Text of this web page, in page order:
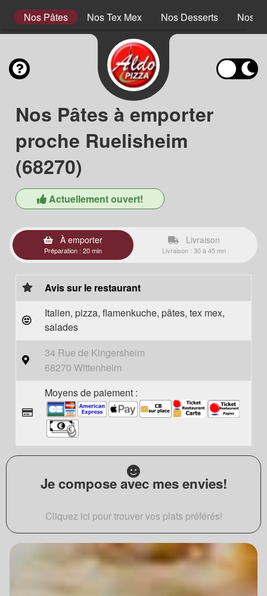
Nos Pâtes Nos Tex Mex Nos Desserts Nos
Nos Pâtes à emporter
proche Ruelisheim
(68270)
Actuellement ouvert!
À emporter
Préparation : 20 min
Livraison
Livraison : 30 à 45 mn
Avis sur le restaurant
Italien, pizza, flamenkuche, pâtes, tex mex,
salades
34 Rue de Kingersheim
68270 Wittenheim
Moyens de paiement :
Je compose avec mes envies!
Cliquez ici pour trouver vos plats préférés!